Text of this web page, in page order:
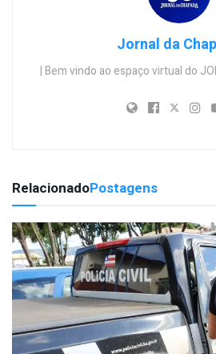
Jornal da
| Bem vindo ao espaço virtual do
RelacionadoPostagens